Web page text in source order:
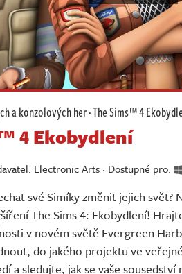
a konzolových her·The Sims™ 4
4 Ekobydlení
Electronic Arts · Dostupné pro:
své Simíky změnit jejich svět?
The Sims 4: Ekobydlení!
v novém světě Evergreen
do jakého projektu ve
a sledujte, jak se vaše sousedství